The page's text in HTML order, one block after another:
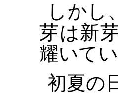
しかし
芽は新
耀いてい
初夏の